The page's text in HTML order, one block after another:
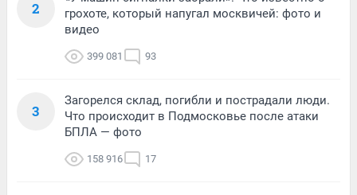
2
грохоте, который напугал москвичей: фото и
видео
399 081 93
3
Загорелся склад, погибли и пострадали люди.
Что происходит в Подмосковье после атаки
БПЛА — фото
158 916 17